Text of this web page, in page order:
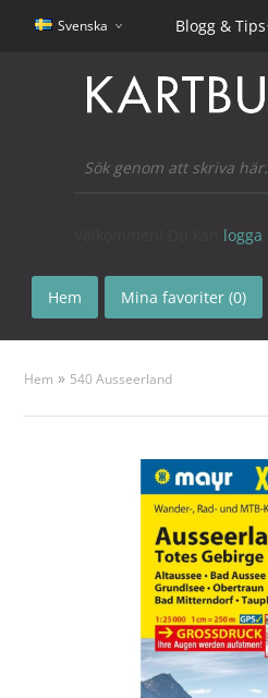
Svenska Blogg & Tips
logga
Hem Mina favoriter (0)
Hem » 540 Ausseerland